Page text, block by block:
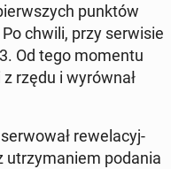
punktów
chwili, przy ser­wi­sie
Od tego momentu
rzędu i wy­rów­nał
re­we­la­cyj­
utrzy­ma­niem podania